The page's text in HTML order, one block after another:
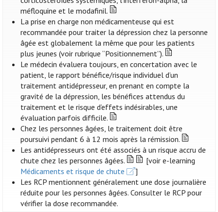
méfloquine et le modafinil.
La prise en charge non médicamenteuse qui est
recommandée pour traiter la dépression chez la personne
âgée est globalement la même que pour les patients
plus jeunes (voir rubrique “Positionnement”).
Le médecin évaluera toujours, en concertation avec le
patient, le rapport bénéfice/risque individuel d’un
traitement antidépresseur, en prenant en compte la
gravité de la dépression, les bénéfices attendus du
traitement et le risque d’effets indésirables, une
évaluation parfois difficile.
Chez les personnes âgées, le traitement doit être
poursuivi pendant 6 à 12 mois après la rémission.
Les antidépresseurs ont été associés à un risque accru de
chute chez les personnes âgées.
[voir e-learning
Médicaments et risque de chute
]
Les RCP mentionnent généralement une dose journalière
réduite pour les personnes âgées. Consulter le RCP pour
vérifier la dose recommandée.